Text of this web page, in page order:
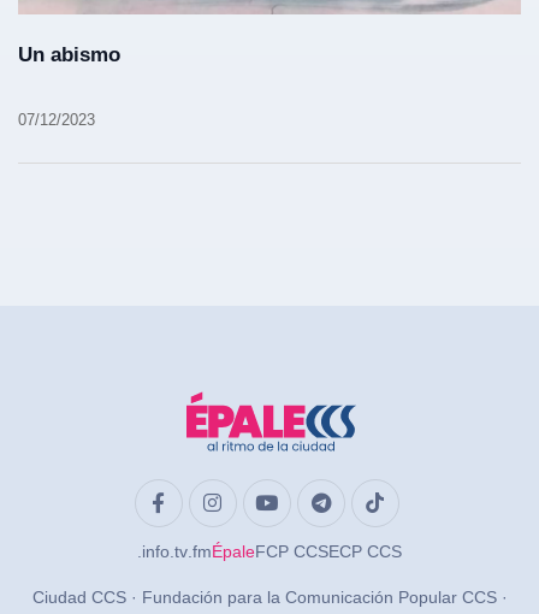
Un abismo
07/12/2023
.info .tv .fmÉpaleFCP CCSECP CCS
Ciudad CCS · Fundación para la Comunicación Popular CCS ·